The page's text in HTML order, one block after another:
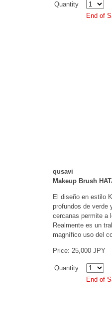
Quantity
End of
qusavi
Makeup Brush
El diseño en estilo
profundos de verde
cercanas permite a
Realmente es un
magnífico uso del
Price: 25,000 JPY
Quantity
End of